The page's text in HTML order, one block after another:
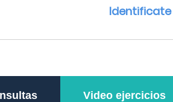
Identificate
Video ejercicios